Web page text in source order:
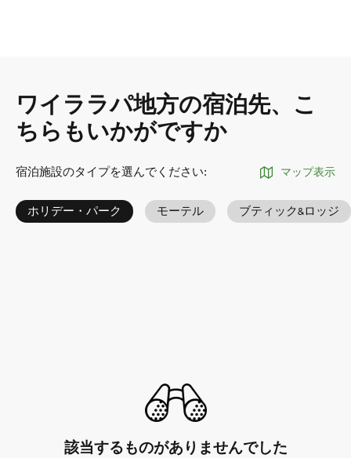
ワイララパ地方の宿泊先、こ
ちらもいかがですか
宿泊施設のタイプを選んでください: マップ表示
ホリデー・パーク モーテル ブティック&ロッジ
該当するものがありませんでした